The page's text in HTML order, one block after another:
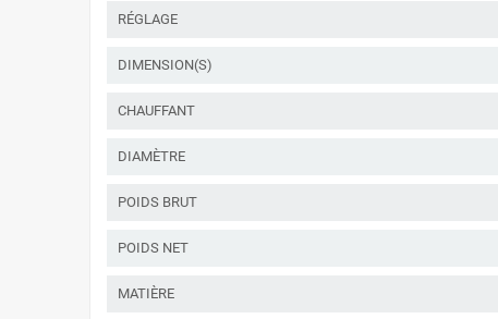
RÉGLAGE
DIMENSION(S)
CHAUFFANT
DIAMÈTRE
POIDS BRUT
POIDS NET
MATIÈRE